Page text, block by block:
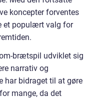
koncepter forventes
et populært valg for
brætspil udviklet sig
narrativ og
har bidraget til at gøre
mange, da det